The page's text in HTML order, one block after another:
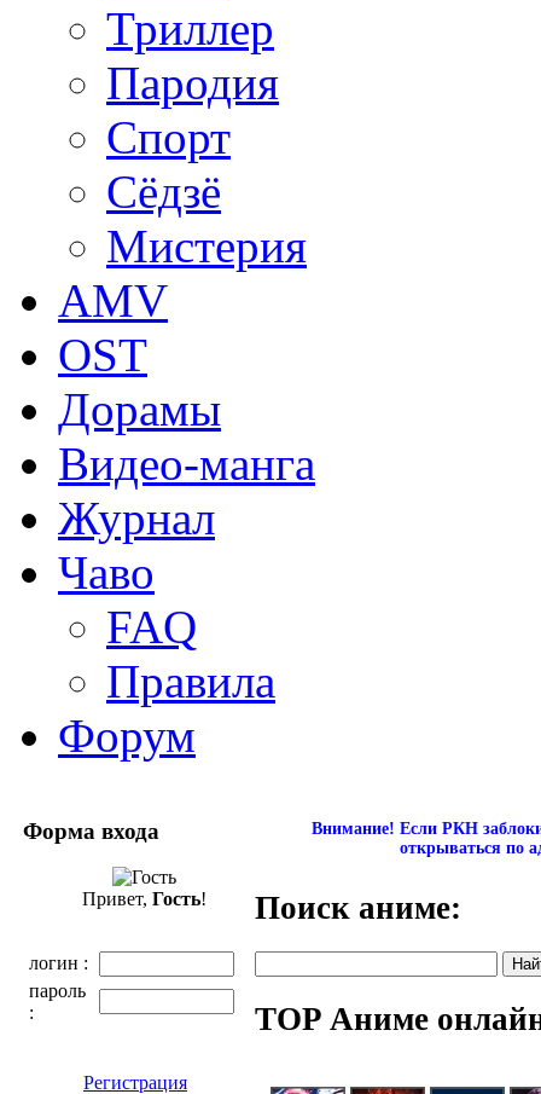
Триллер
Пародия
Спорт
Сёдзё
Мистерия
AMV
OST
Дорамы
Видео-манга
Журнал
Чаво
FAQ
Правила
Форум
Форма входа
Привет, Гость!
логин :
пароль
:
Регистрация
Внимание! Если РКН
открываться по
Поиск аниме:
TOP Аниме